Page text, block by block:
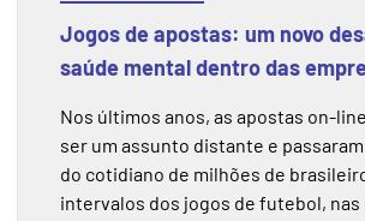
Jogos de apostas: um novo
saúde mental dentro das
Nos últimos anos, as apostas on-
ser um assunto distante e
do cotidiano de milhões de
intervalos dos jogos de futebol, nas